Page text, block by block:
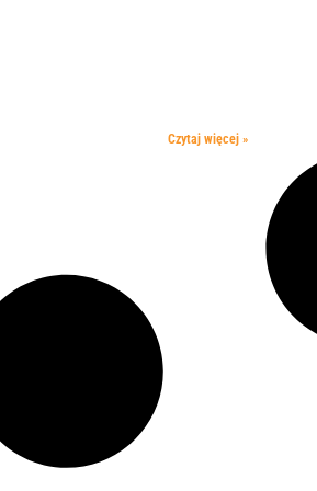
Czytaj więcej »